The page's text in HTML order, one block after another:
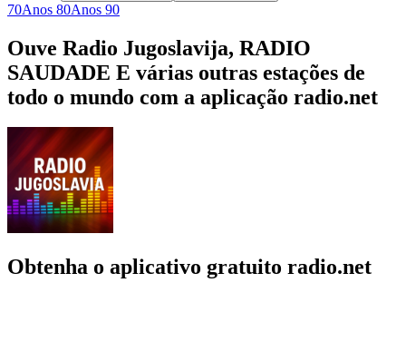
70Anos 80Anos 90
Ouve Radio Jugoslavija, RADIO
SAUDADE E várias outras estações de
todo o mundo com a aplicação radio.net
Obtenha o aplicativo gratuito radio.net